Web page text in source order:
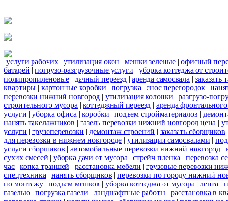
услуги рабочих | утилизация окон | мешки зеленые | офисный
батарей | погрузо-разгрузочные услуги | уборка коттеджа от
полипропиленовые | дачный переезд | аренда самосвала | заказать
квартиры | картонные коробки | погрузка | снос перегородок |
перевозки нижний новгород | утилизация колонки | разгрузо-
строительного мусора | коттеджный переезд | аренда
услуги | уборка офиса | коробки | подъем стройматериалов |
нанять такелажников | газель перевозки нижний новгород цена |
услуги | грузоперевозки | демонтаж строений | заказать сборщиков |
для перевозки в нижнем новгороде | утилизация самосвалами |
услуги сборщиков | автомобильные перевозки нижний новгород |
сухих смесей | уборка дачи от мусора | стрейч пленка | перевозка
час | копка траншей | расстановка мебели | грузовые перевозки
спецтехника | нанять сборщиков | перевозки по городу нижний
по монтажу | подъем мешков | уборка коттеджа от мусора | лента |
газелью | погрузка газели | ландшафтные работы | расстановка в